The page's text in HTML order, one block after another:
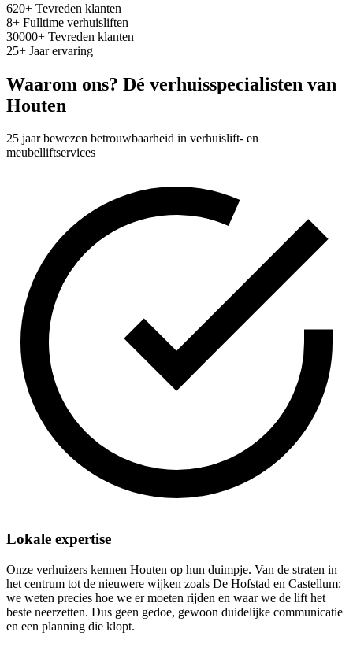
620+ Tevreden klanten
8+ Fulltime verhuisliften
30000+ Tevreden klanten
25+ Jaar ervaring
Waarom ons? Dé verhuisspecialisten van
Houten
25 jaar bewezen betrouwbaarheid in verhuislift- en
meubelliftservices
Lokale expertise
Onze verhuizers kennen Houten op hun duimpje. Van de straten in
het centrum tot de nieuwere wijken zoals De Hofstad en Castellum:
we weten precies hoe we er moeten rijden en waar we de lift het
beste neerzetten. Dus geen gedoe, gewoon duidelijke communicatie
en een planning die klopt.